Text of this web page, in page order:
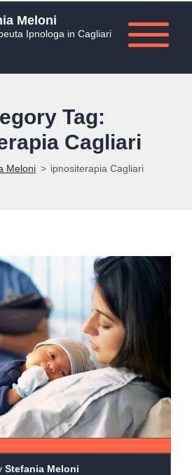
Meloni
Ipnologa in Cagliari
Tag:
Cagliari
Meloni > ipnositerapia Cagliari
Stefania Meloni